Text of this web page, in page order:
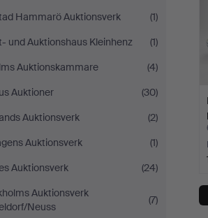
Hammarö Auktionsverk
(1)
und Auktionshaus Kleinhenz
(1)
Auktionskammare
(4)
Auktioner
(30)
Auktionsverk
(2)
Auktionsverk
(1)
Auktionsverk
(24)
Auktionsverk
Neuss
(7)